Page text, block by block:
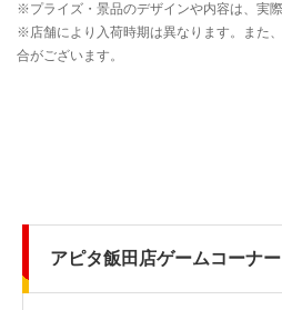
アピタ飯田店ゲームコーナー